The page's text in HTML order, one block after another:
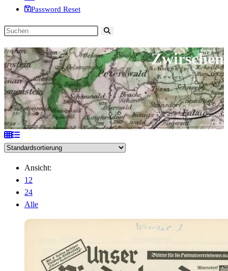
Password Reset
Diese
durchsuchen
Zwirschen
Ansicht:
12
24
Alle